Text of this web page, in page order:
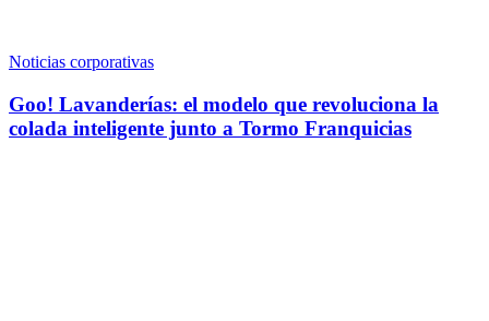
Noticias corporativas
Goo! Lavanderías: el modelo que revoluciona la
colada inteligente junto a Tormo Franquicias